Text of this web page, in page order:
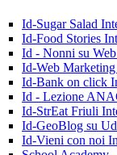
Id-Sugar Salad
Id-Food Stories
Id - Nonni su
Id-Web
Id-Bank on click
Id - Lezione
Id-StrEat Friuli
Id-GeoBlog su
Id-Vieni con noi